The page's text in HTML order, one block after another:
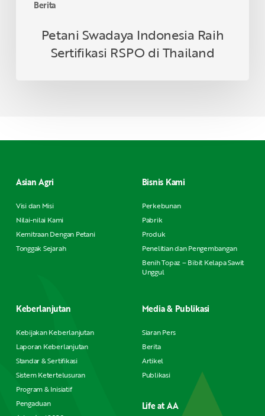
Berita
Petani Swadaya Indonesia Raih
Sertifikasi RSPO di Thailand
Asian Agri
Visi dan Misi
Nilai-nilai Kami
Kemitraan Dengan Petani
Tonggak Sejarah
Bisnis Kami
Perkebunan
Pabrik
Produk
Penelitian dan Pengembangan
Benih Topaz – Bibit Kelapa Sawit
Unggul
Keberlanjutan
Kebijakan Keberlanjutan
Laporan Keberlanjutan
Standar & Sertifikasi
Sistem Ketertelusuran
Program & Inisiatif
Pengaduan
Media & Publikasi
Siaran Pers
Berita
Artikel
Publikasi
Life at AA